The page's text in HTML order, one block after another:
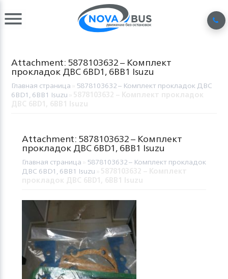
Attachment: 5878103632 – Комплект
прокладок ДВС 6BD1, 6BB1 Isuzu
Главная страница 5878103632 – Комплект прокладок ДВС
6BD1, 6BB1 Isuzu
Attachment: 5878103632 – Комплект
прокладок ДВС 6BD1, 6BB1 Isuzu
Главная страница 5878103632 – Комплект прокладок
ДВС 6BD1, 6BB1 Isuzu